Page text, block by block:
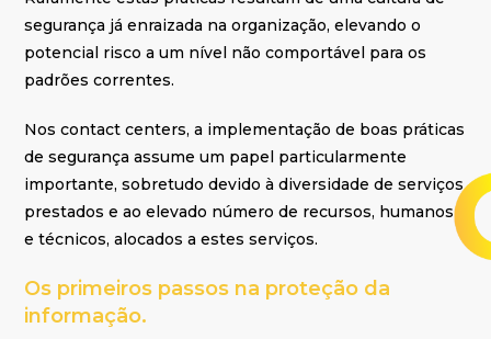
segurança já enraizada na organização, elevando o
potencial risco a um nível não comportável para os
padrões correntes.
Nos contact centers, a implementação de boas práticas
de segurança assume um papel particularmente
importante, sobretudo devido à diversidade de serviços
prestados e ao elevado número de recursos, humanos
e técnicos, alocados a estes serviços.
Os primeiros passos na proteção da
informação.